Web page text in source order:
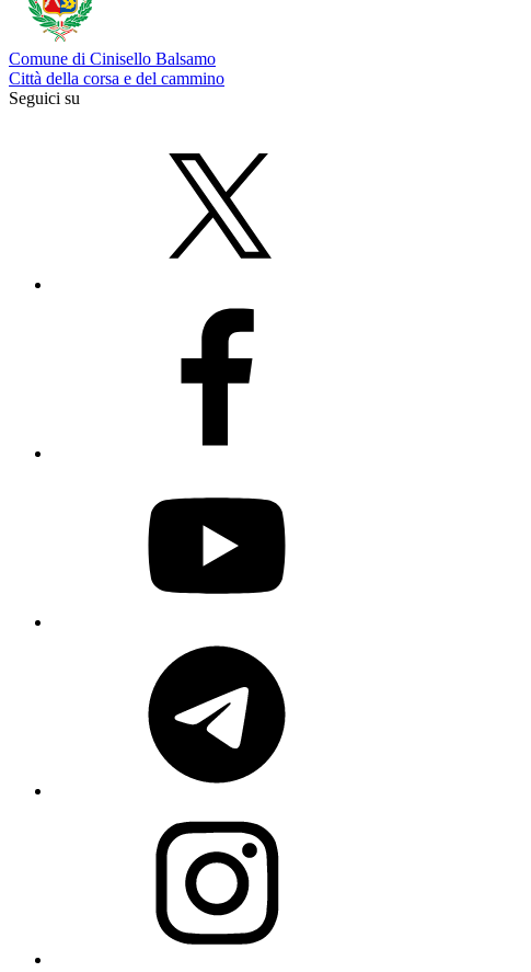
Comune di Cinisello Balsamo
Città della corsa e del cammino
Seguici su